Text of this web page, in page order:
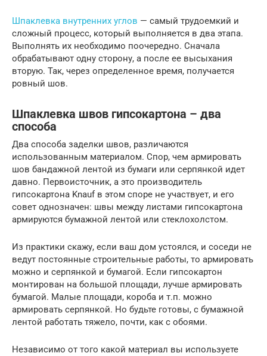
Шпаклевка внутренних углов — самый трудоемкий и
сложный процесс, который выполняется в два этапа.
Выполнять их необходимо поочередно. Сначала
обрабатывают одну сторону, а после ее высыхания
вторую. Так, через определенное время, получается
ровный шов.
Шпаклевка швов гипсокартона – два
способа
Два способа заделки швов, различаются
использованным материалом. Спор, чем армировать
шов бандажной лентой из бумаги или серпянкой идет
давно. Первоисточник, а это производитель
гипсокартона Knauf в этом споре не участвует, и его
совет однозначен: швы между листами гипсокартона
армируются бумажной лентой или стеклохолстом.
Из практики скажу, если ваш дом устоялся, и соседи не
ведут постоянные строительные работы, то армировать
можно и серпянкой и бумагой. Если гипсокартон
монтирован на большой площади, лучше армировать
бумагой. Малые площади, короба и т.п. можно
армировать серпянкой. Но будьте готовы, с бумажной
лентой работать тяжело, почти, как с обоями.
Независимо от того какой материал вы используете